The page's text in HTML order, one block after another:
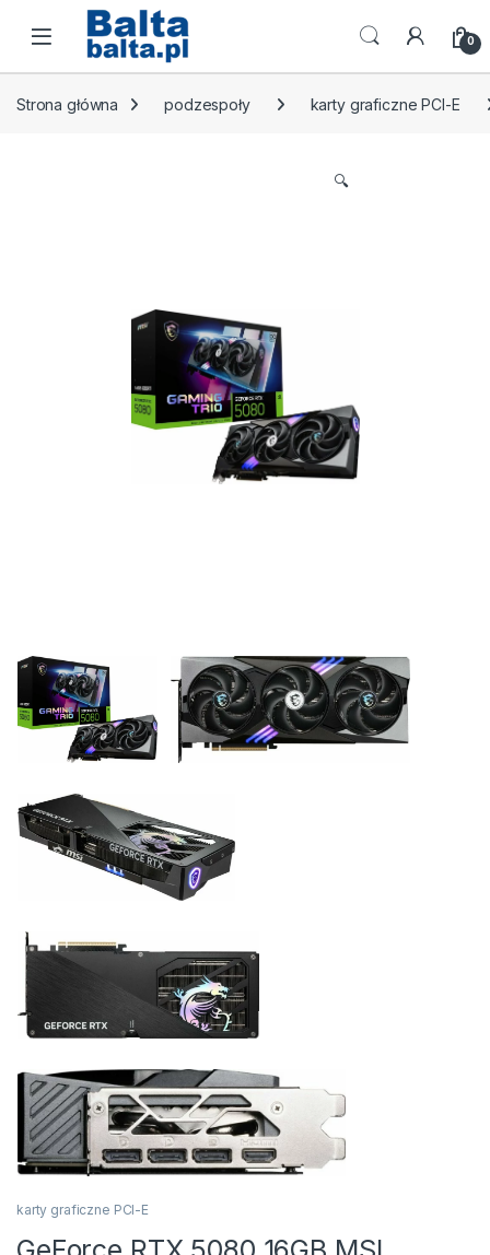
Skip to navigation
Skip to content
Open 0
Strona główna podzespoły karty graficzne PCI-E
🔍
karty graficzne PCI-E